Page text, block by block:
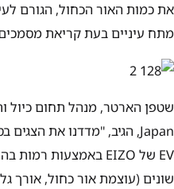
את כמות האור הכחול, הגורם
מתח עיניים בעת קריאת
שטפן הארטר, מנהל תחום כיול
Japan, הגיב, "מדדנו את הצגים
EV של EIZO באמצעות רמות
שונים (עוצמת אור כחול, אורך